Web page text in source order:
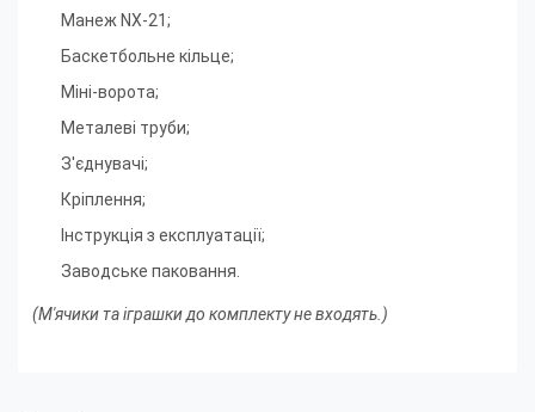
Манеж NX-21;
Баскетбольне кільце;
Міні-ворота;
Металеві труби;
З'єднувачі;
Кріплення;
Інструкція з експлуатації;
Заводське паковання.
(М'ячики та іграшки до комплекту не входять.)